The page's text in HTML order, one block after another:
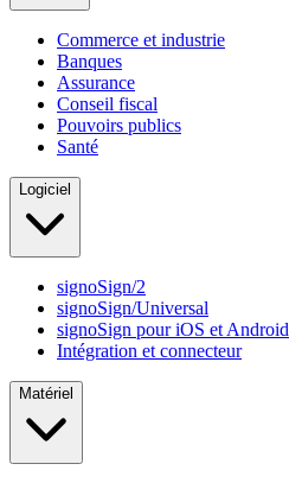
Commerce et industrie
Banques
Assurance
Conseil fiscal
Pouvoirs publics
Santé
Logiciel
signoSign/2
signoSign/Universal
signoSign pour iOS et Android
Intégration et connecteur
Matériel